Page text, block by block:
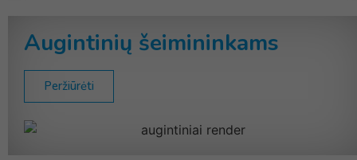
Augintinių šeimininkams
Peržiūrėti